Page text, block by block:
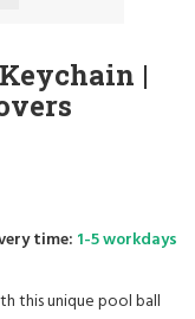
|
time: 1-5 workdays
this unique pool ball